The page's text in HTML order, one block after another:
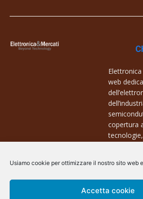
Usiamo cookie per ottimizzare il nostro sito web
Accetta cookie
web
copertura
Contatti: